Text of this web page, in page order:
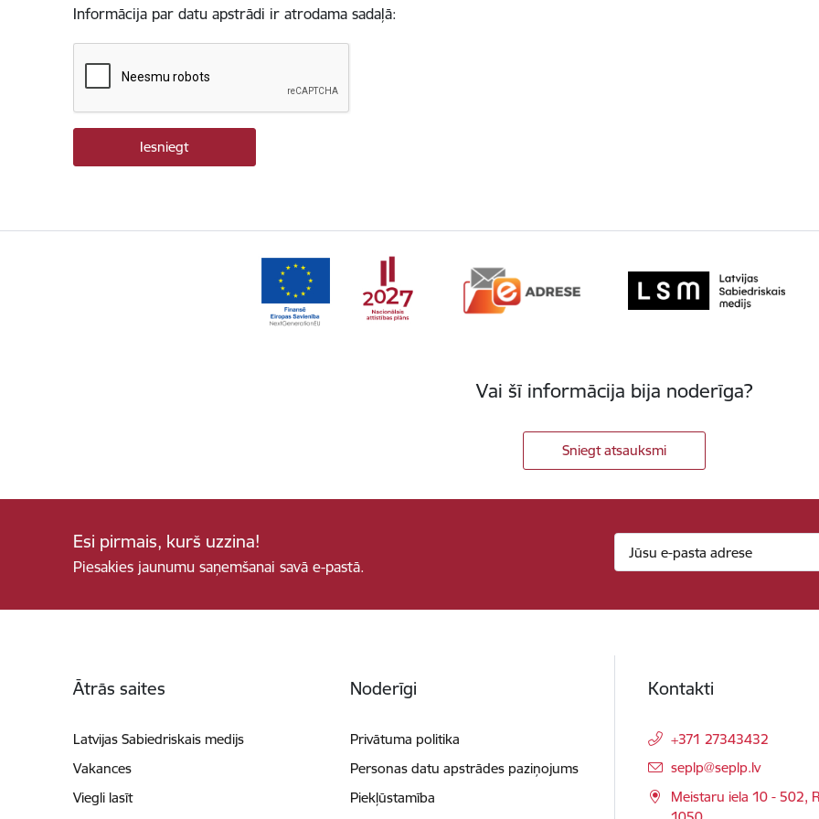
Informācija par datu apstrādi ir atrodama sadaļā:
Vai šī informācija bija noderīga?
Sniegt atsauksmi
Esi pirmais, kurš uzzina!
Piesakies jaunumu saņemšanai savā e-pastā.
Ātrās saites
Latvijas Sabiedriskais medijs
Vakances
Viegli lasīt
Noderīgi
Privātuma politika
Personas datu apstrādes paziņojums
Piekļūstamība
Kontakti
+371 27343432
E-pasts:
seplp@seplp.lv
Meistaru iela 10 - 502,